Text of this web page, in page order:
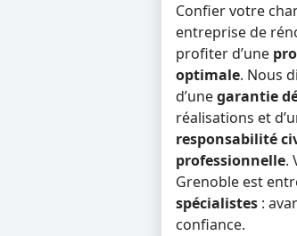
Confier votre
entreprise de
profiter d’une
optimale. Nous
d’unegarantie
réalisations et
responsabilité
professionnelle.
Grenoble est
spécialistes :
confiance.